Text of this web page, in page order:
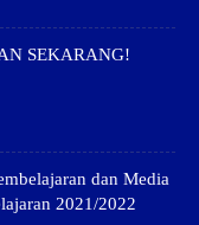
SEKARANG!
dan Media
2021/2022